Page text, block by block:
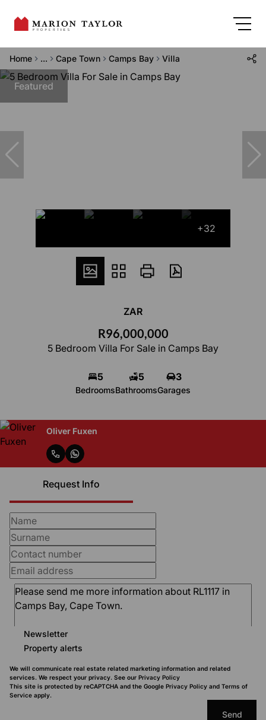
Home ... Cape Town Camps Bay Villa
Featured
+32
ZAR
R96,000,000
5 Bedroom Villa For Sale in Camps Bay
5
Bedrooms
5
Bathrooms
3
Garages
Oliver Fuxen
Request Info
Newsletter
Property alerts
We will communicate real estate related marketing information and related
services. We respect your privacy. See our Privacy Policy
This site is protected by reCAPTCHA and the Google Privacy Policy and Terms of
Service apply.
Send